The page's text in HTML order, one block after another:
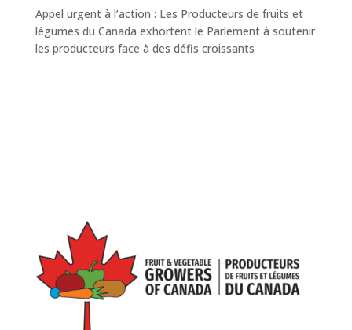
Appel urgent à l’action : Les Producteurs de fruits et
légumes du Canada exhortent le Parlement à soutenir
les producteurs face à des défis croissants